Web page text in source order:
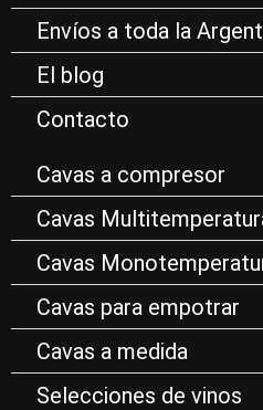
Envíos a toda la
El blog
Contacto
Cavas a compresor
Cavas
Cavas
Cavas para empotrar
Cavas a medida
Selecciones de vinos